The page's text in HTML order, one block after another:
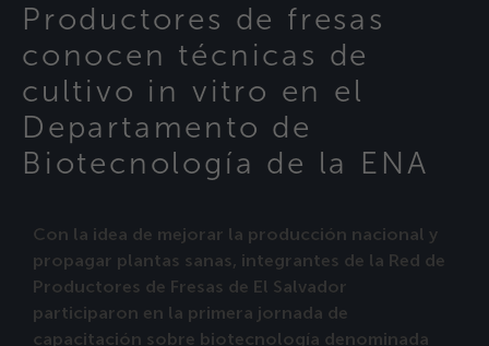
Productores de fresas
conocen técnicas de
cultivo in vitro en el
Departamento de
Biotecnología de la ENA
Con la idea de mejorar la producción nacional y
propagar plantas sanas, integrantes de la Red de
Productores de Fresas de El Salvador
participaron en la primera jornada de
capacitación sobre biotecnología denominada